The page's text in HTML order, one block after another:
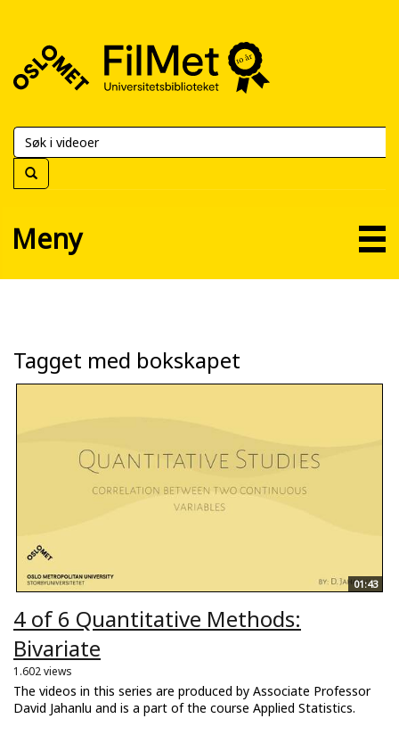
FilMet
Universitetsbiblioteket
Meny
Tagget med bokskapet
01:43
4 of 6 Quantitative Methods:
Bivariate
1.602 views
The videos in this series are produced by Associate Professor
David Jahanlu and is a part of the course Applied Statistics.